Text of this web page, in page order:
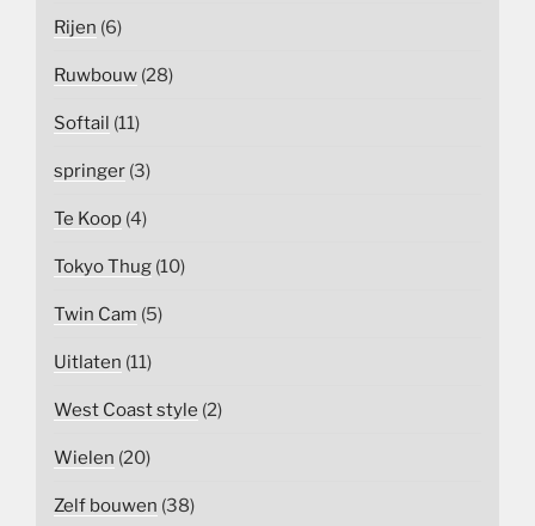
Rijen (6)
Ruwbouw (28)
Softail (11)
springer (3)
Te Koop (4)
Tokyo Thug (10)
Twin Cam (5)
Uitlaten (11)
West Coast style (2)
Wielen (20)
Zelf bouwen (38)